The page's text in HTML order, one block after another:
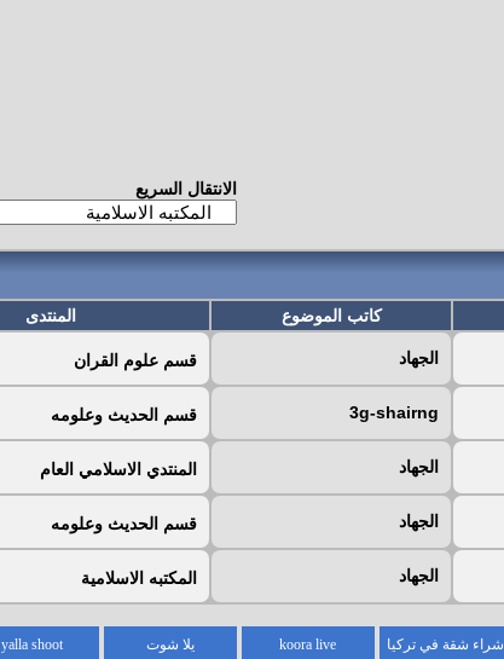
الانتقال السريع
كاتب الموضوع المنتدى
الجهاد قسم علوم القران
3g-shairng قسم الحديث وعلومه
الجهاد المنتدي الاسلامي العام
الجهاد قسم الحديث وعلومه
الجهاد المكتبه الاسلامية
شراء شقة في تركيا koora live يلا شوت yalla shoot